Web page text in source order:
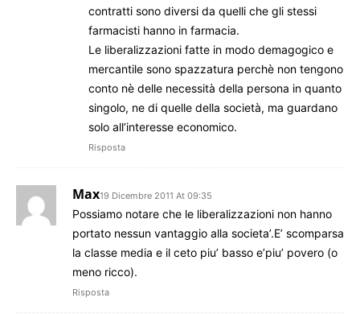
contratti sono diversi da quelli che gli stessi
farmacisti hanno in farmacia.
Le liberalizzazioni fatte in modo demagogico e
mercantile sono spazzatura perchè non tengono
conto nè delle necessità della persona in quanto
singolo, ne di quelle della società, ma guardano
solo all’interesse economico.
Risposta
Max19 Dicembre 2011 At 09:35
Possiamo notare che le liberalizzazioni non hanno
portato nessun vantaggio alla societa’.E’ scomparsa
la classe media e il ceto piu’ basso e’piu’ povero (o
meno ricco).
Risposta